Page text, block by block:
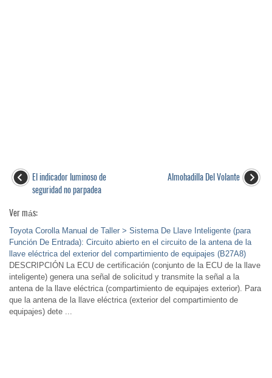
El indicador luminoso de
seguridad no parpadea
Almohadilla Del Volante
Ver más:
Toyota Corolla Manual de Taller > Sistema De Llave Inteligente (para
Función De Entrada): Circuito abierto en el circuito de la antena de la
llave eléctrica del exterior del compartimiento de equipajes (B27A8)
DESCRIPCIÓN La ECU de certificación (conjunto de la ECU de la llave
inteligente) genera una señal de solicitud y transmite la señal a la
antena de la llave eléctrica (compartimiento de equipajes exterior). Para
que la antena de la llave eléctrica (exterior del compartimiento de
equipajes) dete ...